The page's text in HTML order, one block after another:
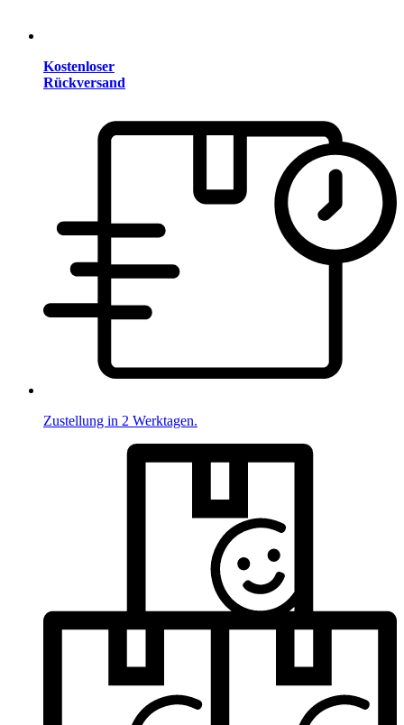
Kostenloser
Rückversand
Zustellung in 2 Werktagen.